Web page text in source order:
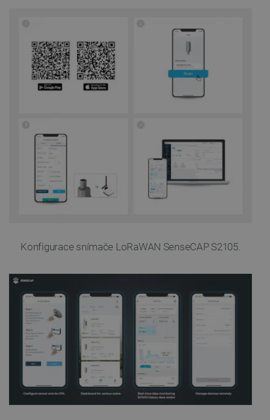
Konfigurace snímače LoRaWAN SenseCAP S2105.